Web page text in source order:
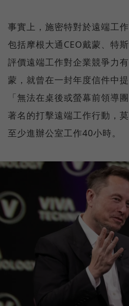
事實上，施密特對於遠端工
包括摩根大通CEO戴蒙、特
評價遠端工作對企業競爭力
蒙，就曾在一封年度信件中
「無法在桌後或螢幕前領導
著名的打擊遠端工作行動，
至少進辦公室工作40小時。